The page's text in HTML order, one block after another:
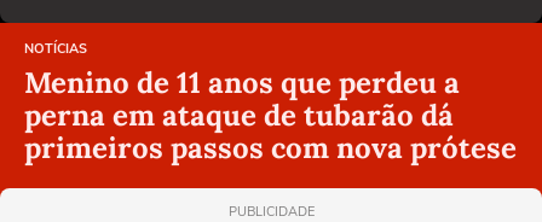
NOTÍCIAS
Menino de 11 anos que perdeu a
perna em ataque de tubarão dá
primeiros passos com nova prótese
PUBLICIDADE